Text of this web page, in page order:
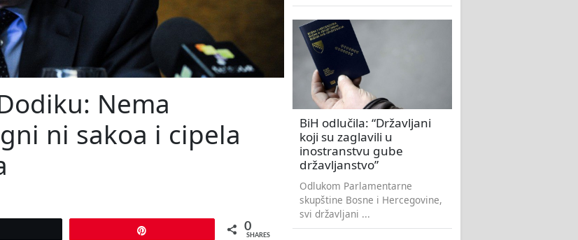
Nema
ni sakoa i cipela
0
SHARES
BiH odlučila: “Državljani
koji su zaglavili u
inostranstvu gube
državljanstvo”
Odlukom Parlamentarne
skupštine Bosne i Hercegovine,
svi državljani ...